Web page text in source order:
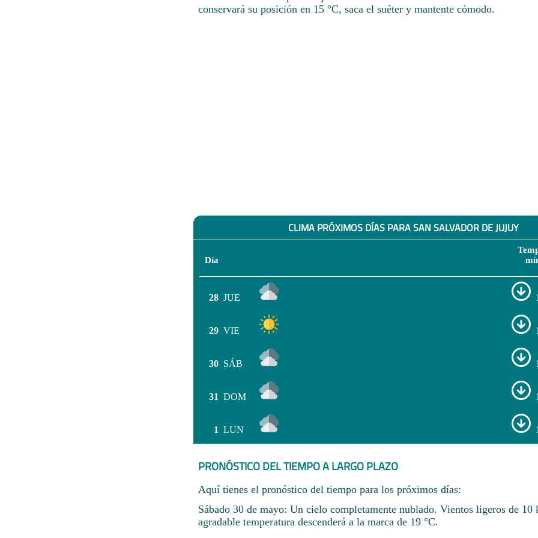
conservará su posición en 15 °C, saca el suéter y mantente cómodo.
CLIMA PRÓXIMOS DÍAS PARA SAN SALVADOR DE JUJUY
Día
28 JUE
29 VIE
30 SÁB
31 DOM
1 LUN
PRONÓSTICO DEL TIEMPO A LARGO PLAZO
Aquí tienes el pronóstico del tiempo para los próximos días:
Sábado 30 de mayo: Un cielo completamente nublado. Vientos ligeros de 10
agradable temperatura descenderá a la marca de 19 °C.